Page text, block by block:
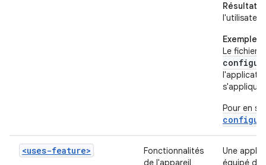
Résultat
l'utilisateur.
Exemple 2
Le fichier
Pour en
<uses-feature>
Fonctionnalités
de l'appareil
Une
équipé de